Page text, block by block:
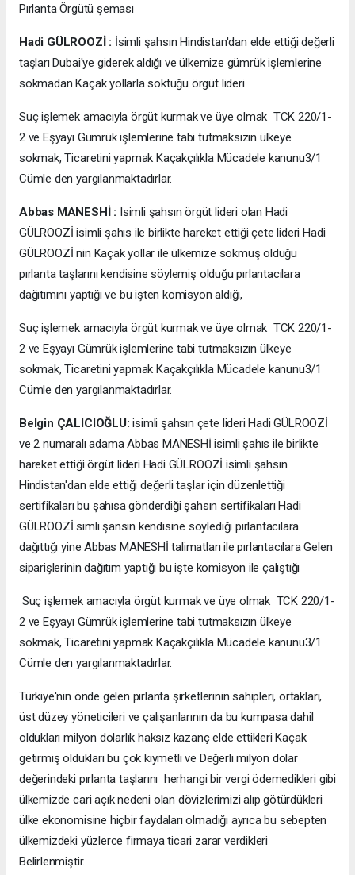
Pırlanta Örgütü şeması
Hadi GÜLROOZİ : İsimli şahsın Hindistan'dan elde ettiği değerli
taşları Dubai'ye giderek aldığı ve ülkemize gümrük işlemlerine
sokmadan Kaçak yollarla soktuğu örgüt lideri.
Suç işlemek amacıyla örgüt kurmak ve üye olmak TCK 220/1-
2 ve Eşyayı Gümrük işlemlerine tabi tutmaksızın ülkeye
sokmak, Ticaretini yapmak Kaçakçılıkla Mücadele kanunu3/1
Cümle den yargılanmaktadırlar.
Abbas MANESHİ : Isimli şahsın örgüt lideri olan Hadi
GÜLROOZİ isimli şahıs ile birlikte hareket ettiği çete lideri Hadi
GÜLROOZİ nin Kaçak yollar ile ülkemize sokmuş olduğu
pırlanta taşlarını kendisine söylemiş olduğu pırlantacılara
dağıtımını yaptığı ve bu işten komisyon aldığı,
Suç işlemek amacıyla örgüt kurmak ve üye olmak TCK 220/1-
2 ve Eşyayı Gümrük işlemlerine tabi tutmaksızın ülkeye
sokmak, Ticaretini yapmak Kaçakçılıkla Mücadele kanunu3/1
Cümle den yargılanmaktadırlar.
Belgin ÇALICIOĞLU: isimli şahsın çete lideri Hadi GÜLROOZİ
ve 2 numaralı adama Abbas MANESHİ isimli şahıs ile birlikte
hareket ettiği örgüt lideri Hadi GÜLROOZİ isimli şahsın
Hindistan'dan elde ettiği değerli taşlar için düzenlettiği
sertifikaları bu şahısa gönderdiği şahsın sertifikaları Hadi
GÜLROOZİ simli şansın kendisine söylediği pırlantacılara
dağıttığı yine Abbas MANESHİ talimatları ile pırlantacılara Gelen
siparişlerinin dağıtım yaptığı bu işte komisyon ile çalıştığı
Suç işlemek amacıyla örgüt kurmak ve üye olmak TCK 220/1-
2 ve Eşyayı Gümrük işlemlerine tabi tutmaksızın ülkeye
sokmak, Ticaretini yapmak Kaçakçılıkla Mücadele kanunu3/1
Cümle den yargılanmaktadırlar.
Türkiye'nin önde gelen pırlanta şirketlerinin sahipleri, ortakları,
üst düzey yöneticileri ve çalışanlarının da bu kumpasa dahil
oldukları milyon dolarlık haksız kazanç elde ettikleri Kaçak
getirmiş oldukları bu çok kıymetli ve Değerli milyon dolar
değerindeki pırlanta taşlarını herhangi bir vergi ödemedikleri gibi
ülkemizde cari açık nedeni olan dövizlerimizi alıp götürdükleri
ülke ekonomisine hiçbir faydaları olmadığı ayrıca bu sebepten
ülkemizdeki yüzlerce firmaya ticari zarar verdikleri
Belirlenmiştir.